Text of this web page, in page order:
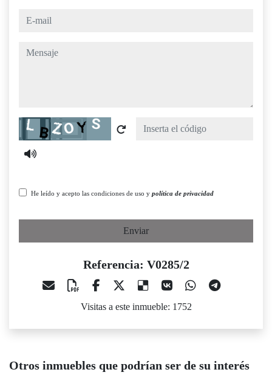
e-mail
mensaje
Captcha
He leído y acepto las condiciones de uso y política de privacidad
Enviar
Referencia: V0285/2
Visitas a este inmueble: 1752
Otros inmuebles que podrían ser de su interés